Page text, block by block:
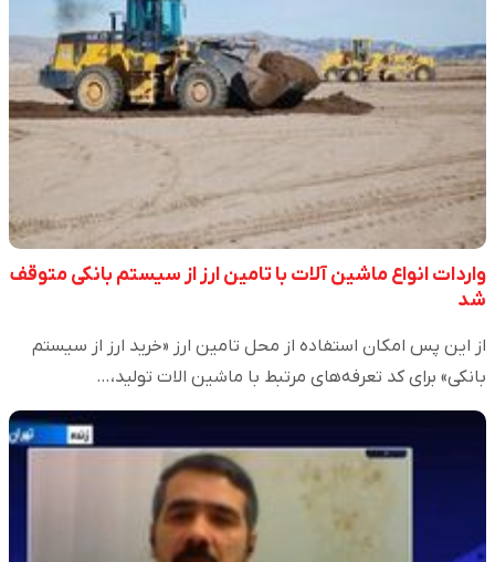
واردات انواع ماشین آلات با تامین ارز از سیستم بانکی متوقف
شد
از این پس امکان استفاده از محل تامین ارز «خرید ارز از سیستم
بانکی» برای کد تعرفه‌های مرتبط با ماشین الات تولید،…